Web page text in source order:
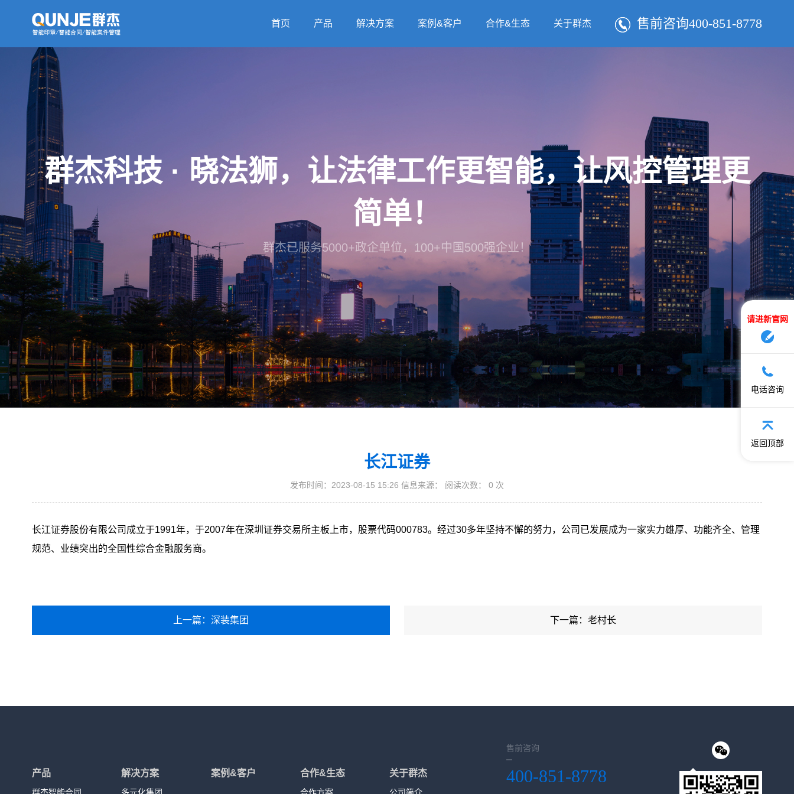
售前咨询400-851-8778
首页 产品 解决方案 案例&客户 合作&生态 关于群杰
群杰科技 · 晓法狮，让法律工作更智能，让风控管理更
简单！
群杰已服务5000+政企单位，100+中国500强企业！
长江证券
发布时间：2023-08-15 15:26 信息来源： 阅读次数： 0 次
长江证券股份有限公司成立于1991年，于2007年在深圳证券交易所主板上市，股票代码000783。经过30多年坚持不懈的努力，公司已发展成为一家实力雄厚、功能齐全、管理
规范、业绩突出的全国性综合金融服务商。
上一篇：深装集团 下一篇：老村长
产品 解决方案 案例&客户 合作&生态 关于群杰
售前咨询
400-851-8778
请进新官网
电话咨询
返回顶部